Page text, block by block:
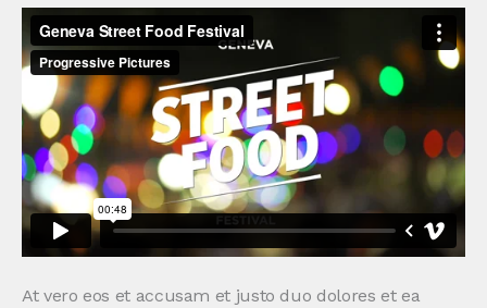
At vero eos et accusam et justo duo dolores et ea